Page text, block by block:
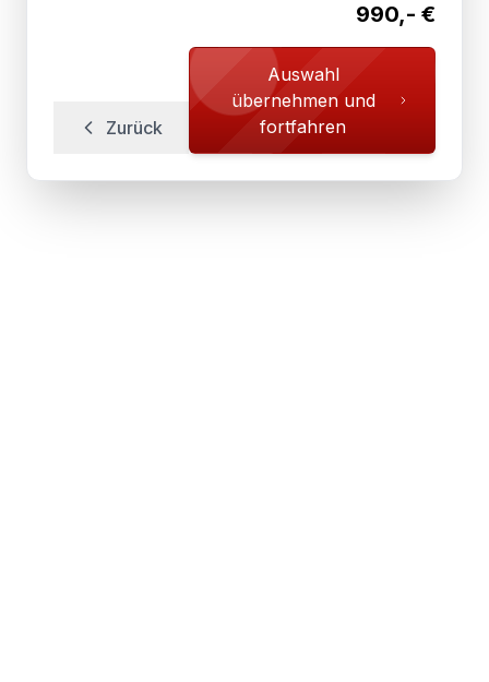
Zurück
990,- €
Auswahl
übernehmen und
fortfahren